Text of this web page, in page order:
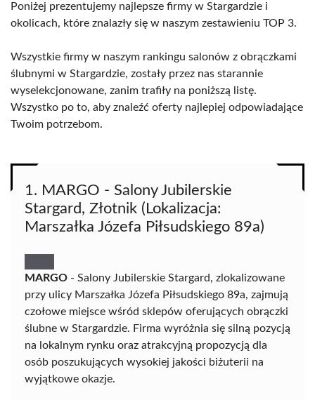
Poniżej prezentujemy najlepsze firmy w Stargardzie i
okolicach, które znalazły się w naszym zestawieniu TOP 3.
Wszystkie firmy w naszym rankingu salonów z obrączkami
ślubnymi w Stargardzie, zostały przez nas starannie
wyselekcjonowane, zanim trafiły na poniższą listę.
Wszystko po to, aby znaleźć oferty najlepiej odpowiadające
Twoim potrzebom.
1. MARGO - Salony Jubilerskie
Stargard, Złotnik (Lokalizacja:
Marszałka Józefa Piłsudskiego 89a)
MARGO - Salony Jubilerskie Stargard, zlokalizowane
przy ulicy Marszałka Józefa Piłsudskiego 89a, zajmują
czołowe miejsce wśród sklepów oferujących obrączki
ślubne w Stargardzie. Firma wyróżnia się silną pozycją
na lokalnym rynku oraz atrakcyjną propozycją dla
osób poszukujących wysokiej jakości biżuterii na
wyjątkowe okazje.